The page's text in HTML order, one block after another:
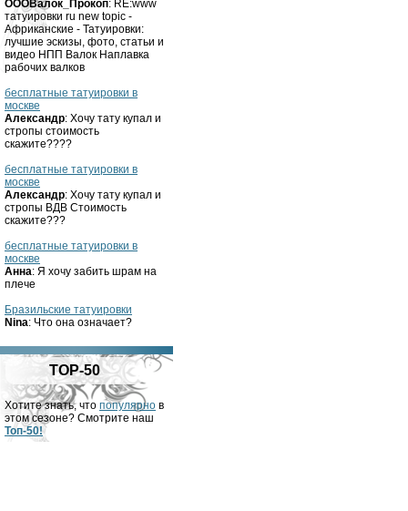
OOOВалок_Прокоп: RE:www
татуировки ru new topic -
Африканские - Татуировки:
лучшие эскизы, фото, статьи и
видео НПП Валок Наплавка
рабочих валков
бесплатные татуировки в
москве
Александр: Хочу тату купал и
стропы стоимость
скажите????
бесплатные татуировки в
москве
Александр: Хочу тату купал и
стропы ВДВ Стоимость
скажите???
бесплатные татуировки в
москве
Анна: Я хочу забить шрам на
плече
Бразильские татуировки
Nina: Что она означает?
TOP-50
Хотите знать, что популярно в
этом сезоне? Смотрите наш
Топ-50!